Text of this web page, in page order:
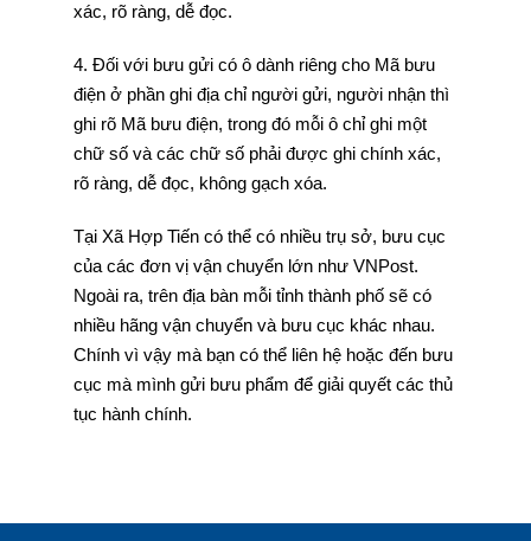
xác, rõ ràng, dễ đọc.
4. Đối với bưu gửi có ô dành riêng cho Mã bưu
điện ở phần ghi địa chỉ người gửi, người nhận thì
ghi rõ Mã bưu điện, trong đó mỗi ô chỉ ghi một
chữ số và các chữ số phải được ghi chính xác,
rõ ràng, dễ đọc, không gạch xóa.
Tại Xã Hợp Tiến có thể có nhiều trụ sở, bưu cục
của các đơn vị vận chuyển lớn như VNPost.
Ngoài ra, trên địa bàn mỗi tỉnh thành phố sẽ có
nhiều hãng vận chuyển và bưu cục khác nhau.
Chính vì vậy mà bạn có thể liên hệ hoặc đến bưu
cục mà mình gửi bưu phẩm để giải quyết các thủ
tục hành chính.